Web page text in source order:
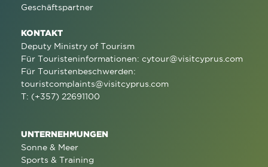
Geschäftspartner
KONTAKT
Deputy Ministry of Tourism
Für Touristeninformationen: cytour@visitcyprus.com
Für Touristenbeschwerden:
touristcomplaints@visitcyprus.com
T: (+357) 22691100
UNTERNEHMUNGEN
Sonne & Meer
Sports & Training